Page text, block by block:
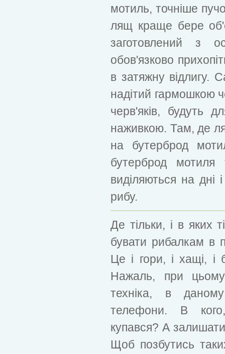
мотиль, точніше
лящ краще бере
заготовлений з
обов'язково
в затяжну відлигу.
надітий гармошкою
черв'яків, будуть
наживкою. Там, де
на бутерброд
бутерброд мотиля
виділяються на
рибу.
Де тільки, і в яких
бувати рибалкам в
Це і гори, і хащі, і
Нажаль, при
техніка, в
телефони. В
купався? А
Щоб позбутись